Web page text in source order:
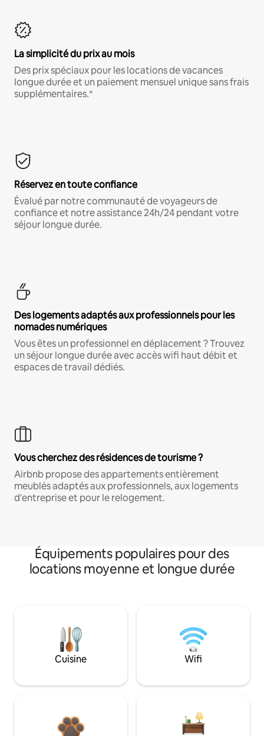
La simplicité du prix au mois
Des prix spéciaux pour les locations de vacances
longue durée et un paiement mensuel unique sans frais
supplémentaires.*
Réservez en toute confiance
Évalué par notre communauté de voyageurs de
confiance et notre assistance 24h/24 pendant votre
séjour longue durée.
Des logements adaptés aux professionnels pour les
nomades numériques
Vous êtes un professionnel en déplacement ? Trouvez
un séjour longue durée avec accès wifi haut débit et
espaces de travail dédiés.
Vous cherchez des résidences de tourisme ?
Airbnb propose des appartements entièrement
meublés adaptés aux professionnels, aux logements
d'entreprise et pour le relogement.
Équipements populaires pour des
locations moyenne et longue durée
Cuisine Wifi